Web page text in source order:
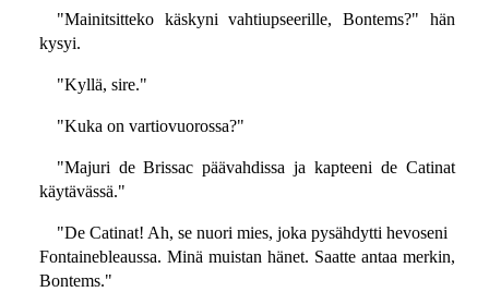
"Mainitsitteko käskyni vahtiupseerille, Bontems?" hän
kysyi.
"Kyllä, sire."
"Kuka on vartiovuorossa?"
"Majuri de Brissac päävahdissa ja kapteeni de Catinat
käytävässä."
"De Catinat! Ah, se nuori mies, joka pysähdytti hevoseni
Fontainebleaussa. Minä muistan hänet. Saatte antaa merkin,
Bontems."